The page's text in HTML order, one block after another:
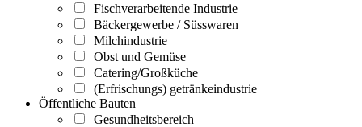
Fischverarbeitende Industrie
Bäckergewerbe / Süsswaren
Milchindustrie
Obst und Gemüse
Catering/Großküche
(Erfrischungs) getränkeindustrie
Öffentliche Bauten
Gesundheitsbereich